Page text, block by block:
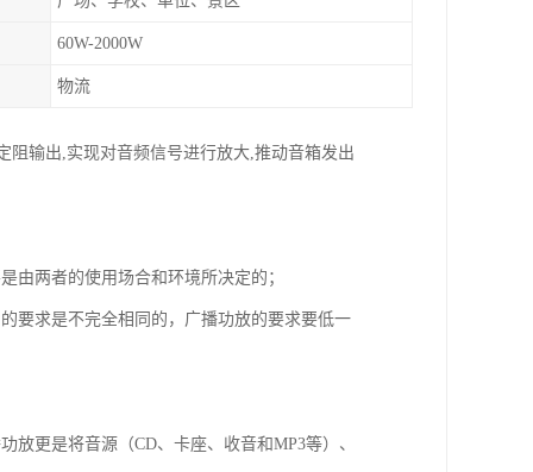
60W-2000W
物流
阻输出,实现对音频信号进行放大,推动音箱发出
由两者的使用场合和环境所决定的；
要求是不完全相同的，广播功放的要求要低一
更是将音源（CD、卡座、收音和MP3等）、